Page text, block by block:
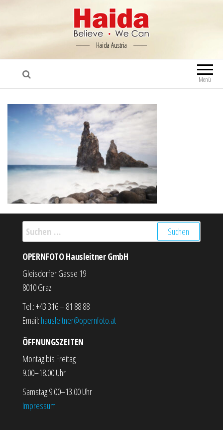
Haida Austria
Menü
Suchen nach:
OPERNFOTO Hausleitner GmbH
Gleisdorfer Gasse 19
8010 Graz
Tel.: +43 316 – 81 88 88
Email: hausleitner@opernfoto.at
ÖFFNUNGSZEITEN
Montag bis Freitag
9.00–18.00 Uhr
Samstag 9.00–13.00 Uhr
Impressum